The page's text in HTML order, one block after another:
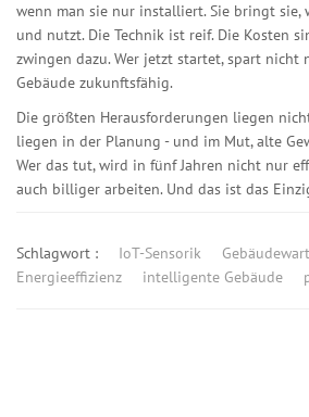
wenn man sie nur installiert. Sie bringt sie,
und nutzt. Die Technik ist reif. Die Kosten
zwingen dazu. Wer jetzt startet, spart nicht
Gebäude zukunftsfähig.
Die größten Herausforderungen liegen
liegen in der Planung - und im Mut, alte
Wer das tut, wird in fünf Jahren nicht nur
auch billiger arbeiten. Und das ist das
Schlagwort : IoT-Sensorik
Energieeffizienz
intelligente Gebäude